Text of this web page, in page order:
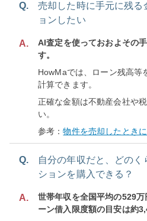
Q.
売却した時に手元に残る
ョンしたい
A.
AI査定を使っておおよその
す。
HowMaでは、ローン残高等
計算できます。
正確な金額は不動産会社や
い。
参考：物件を売却したとき
Q.
自分の年収だと、どのく
ションを購入できる？
A.
世帯年収を全国平均の529
ーン借入限度額の目安は約